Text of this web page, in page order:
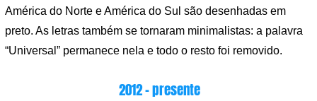
América do Norte e América do Sul são desenhadas em
preto. As letras também se tornaram minimalistas: a palavra
“Universal” permanece nela e todo o resto foi removido.
2012 – presente